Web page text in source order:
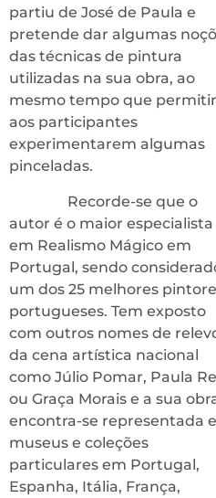
partiu de José de Paula e
pretende dar algumas
das técnicas de pintura
utilizadas na sua obra, ao
mesmo tempo que
aos participantes
experimentarem algumas
pinceladas.
Recorde-se que o
autor é o maior especialista
em Realismo Mágico em
Portugal, sendo
um dos 25 melhores
portugueses. Tem exposto
com outros nomes de
da cena artística nacional
como Júlio Pomar, Paula
ou Graça Morais e a sua
encontra-se representada
museus e coleções
particulares em Portugal,
Espanha, Itália, França,